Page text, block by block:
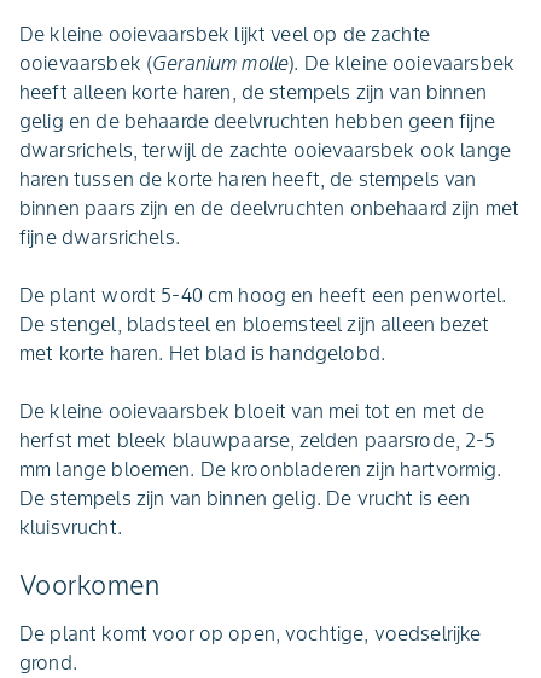
De kleine ooievaarsbek lijkt veel op de zachte
ooievaarsbek (Geranium molle). De kleine ooievaarsbek
heeft alleen korte haren, de stempels zijn van binnen
gelig en de behaarde deelvruchten hebben geen fijne
dwarsrichels, terwijl de zachte ooievaarsbek ook lange
haren tussen de korte haren heeft, de stempels van
binnen paars zijn en de deelvruchten onbehaard zijn met
fijne dwarsrichels.
De plant wordt 5-40 cm hoog en heeft een penwortel.
De stengel, bladsteel en bloemsteel zijn alleen bezet
met korte haren. Het blad is handgelobd.
De kleine ooievaarsbek bloeit van mei tot en met de
herfst met bleek blauwpaarse, zelden paarsrode, 2-5
mm lange bloemen. De kroonbladeren zijn hartvormig.
De stempels zijn van binnen gelig. De vrucht is een
kluisvrucht.
Voorkomen
De plant komt voor op open, vochtige, voedselrijke
grond.